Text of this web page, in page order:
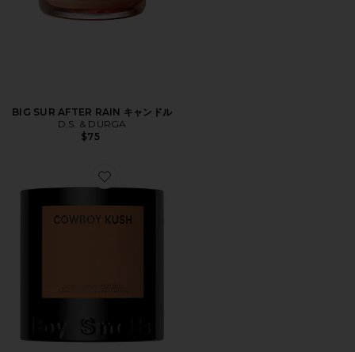
BIG SUR AFTER RAIN キャンドル
D.S. & DURGA
$75
Favorite COWBOY KUSH SCENTED CANDLE キャンド